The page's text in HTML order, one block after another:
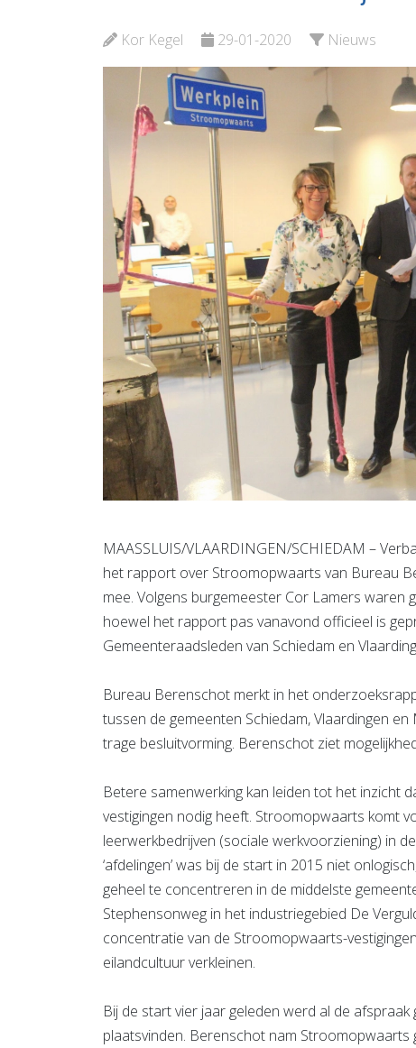
Kor Kegel 29-01-2020 Nieuws
MAASSLUIS/VLAARDINGEN/SCHIEDAM –
het rapport over Stroomopwaarts van Bureau
mee. Volgens burgemeester Cor Lamers
hoewel het rapport pas vanavond officieel is
Gemeenteraadsleden van Schiedam en
Bureau Berenschot merkt in het
tussen de gemeenten Schiedam, Vlaardingen
trage besluitvorming. Berenschot ziet
Betere samenwerking kan leiden tot het inzicht
vestigingen nodig heeft. Stroomopwaarts komt
leerwerkbedrijven (sociale werkvoorziening) in
‘afdelingen’ was bij de start in 2015 niet
geheel te concentreren in de middelste
Stephensonweg in het industriegebied De
concentratie van de Stroomopwaarts-
eilandcultuur verkleinen.
Bij de start vier jaar geleden werd al de
plaatsvinden. Berenschot nam
Bekijk de pagina
Bekijk de